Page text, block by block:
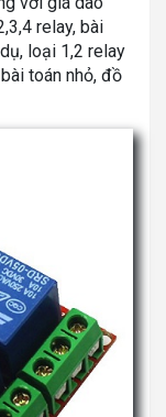
relay, bài
loại 1,2 relay
toán nhỏ, đồ